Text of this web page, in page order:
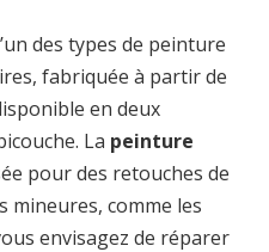
des types de peinture
fabriquée à partir de
en deux
La peinture
pour des retouches de
comme les
envisagez de réparer